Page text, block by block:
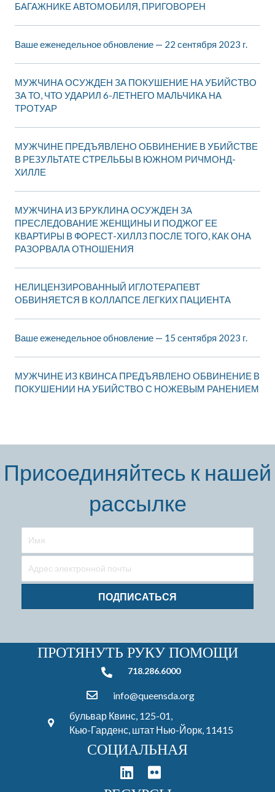
БАГАЖНИКЕ АВТОМОБИЛЯ, ПРИГОВОРЕН
Ваше еженедельное обновление — 22 сентября 2023 г.
МУЖЧИНА ОСУЖДЕН ЗА ПОКУШЕНИЕ НА УБИЙСТВО
ЗА ТО, ЧТО УДАРИЛ 6-ЛЕТНЕГО МАЛЬЧИКА НА
ТРОТУАР
МУЖЧИНЕ ПРЕДЪЯВЛЕНО ОБВИНЕНИЕ В УБИЙСТВЕ
В РЕЗУЛЬТАТЕ СТРЕЛЬБЫ В ЮЖНОМ РИЧМОНД-
ХИЛЛЕ
МУЖЧИНА ИЗ БРУКЛИНА ОСУЖДЕН ЗА
ПРЕСЛЕДОВАНИЕ ЖЕНЩИНЫ И ПОДЖОГ ЕЕ
КВАРТИРЫ В ФОРЕСТ-ХИЛЛЗ ПОСЛЕ ТОГО, КАК ОНА
РАЗОРВАЛА ОТНОШЕНИЯ
НЕЛИЦЕНЗИРОВАННЫЙ ИГЛОТЕРАПЕВТ
ОБВИНЯЕТСЯ В КОЛЛАПСЕ ЛЕГКИХ ПАЦИЕНТА
Ваше еженедельное обновление — 15 сентября 2023 г.
МУЖЧИНЕ ИЗ КВИНСА ПРЕДЪЯВЛЕНО ОБВИНЕНИЕ В
ПОКУШЕНИИ НА УБИЙСТВО С НОЖЕВЫМ РАНЕНИЕМ
Присоединяйтесь к нашей
рассылке
ПОДПИСАТЬСЯ
ПРОТЯНУТЬ РУКУ ПОМОЩИ
718.286.6000718.286.6000
info@queensda.org
бульвар Квинс, 125-01,
Кью-Гарденс, штат Нью-Йорк, 11415
СОЦИАЛЬНАЯ